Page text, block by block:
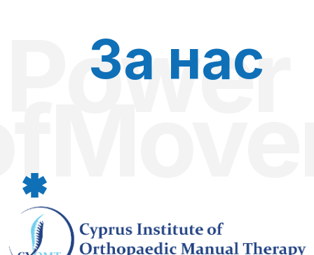
Кипърският институт по
ортопедична мануална терапия
CY-OMT предоставя сертифицирана програма
за специализация по мануална терапия на
физиотерапевти, които желаят да придобият
специализирани знания и клинични умения в